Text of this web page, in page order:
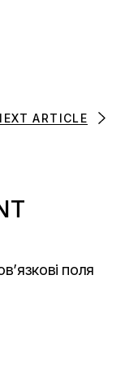
ARTICLE
поля